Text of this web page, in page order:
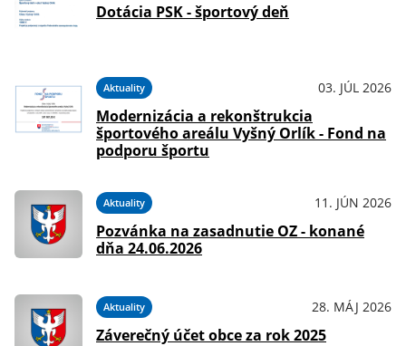
Dotácia PSK - športový deň
Aktuality 03. JÚL 2026
Modernizácia a rekonštrukcia
športového areálu Vyšný Orlík - Fond na
podporu športu
Aktuality 11. JÚN 2026
Pozvánka na zasadnutie OZ - konané
dňa 24.06.2026
Aktuality 28. MÁJ 2026
Záverečný účet obce za rok 2025